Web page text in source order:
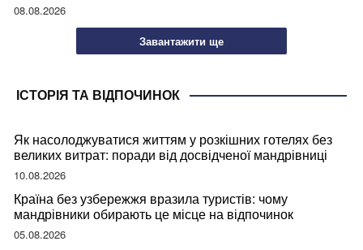
08.08.2026
Завантажити ще
ІСТОРІЯ ТА ВІДПОЧИНОК
Як насолоджуватися життям у розкішних готелях без
великих витрат: поради від досвідченої мандрівниці
10.08.2026
Країна без узбережжя вразила туристів: чому
мандрівники обирають це місце на відпочинок
05.08.2026